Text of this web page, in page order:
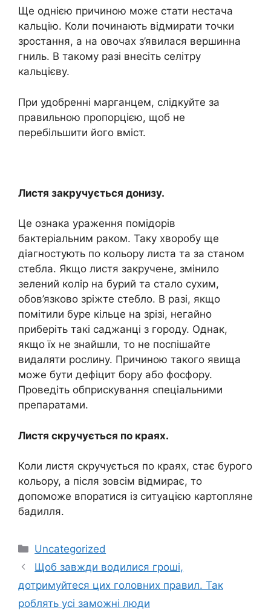
Ще однією причиною може стати нестача
кальцію. Коли починають відмирати точки
зростання, а на овочах з’явилася вершинна
гниль. В такому разі внесіть селітру
кальцієву.
При удобренні марганцем, слідкуйте за
правильною пропорцією, щоб не
перебільшити його вміст.
Листя закручується донизу.
Це ознака ураження помідорів
бактеріальним раком. Таку хворобу ще
діагностують по кольору листа та за станом
стебла. Якщо листя закручене, змінило
зелений колір на бурий та стало сухим,
обов’язково зріжте стебло. В разі, якщо
помітили буре кільце на зрізі, негайно
приберіть такі саджанці з городу. Однак,
якщо їх не знайшли, то не поспішайте
видаляти рослину. Причиною такого явища
може бути дефіцит бору або фосфору.
Проведіть обприскування спеціальними
препаратами.
Листя скручується по краях.
Коли листя скручується по краях, стає бурого
кольору, а після зовсім відмирає, то
допоможе впоратися із ситуацією картопляне
бадилля.
Категорії
Uncategorized
Щоб завжди водилися гроші,
дотримуйтеся цих головних правил. Так
роблять усі заможні люди